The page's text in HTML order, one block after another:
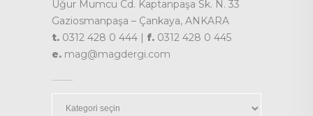
Uğur Mumcu Cd. Kaptanpaşa Sk. N. 33
Gaziosmanpaşa – Çankaya, ANKARA
t. 0312 428 0 444 | f. 0312 428 0 445
e. mag@magdergi.com